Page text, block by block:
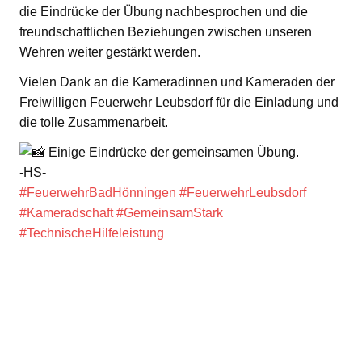
die Eindrücke der Übung nachbesprochen und die
freundschaftlichen Beziehungen zwischen unseren
Wehren weiter gestärkt werden.
Vielen Dank an die Kameradinnen und Kameraden der
Freiwilligen Feuerwehr Leubsdorf für die Einladung und
die tolle Zusammenarbeit.
Einige Eindrücke der gemeinsamen Übung.
-HS-
#FeuerwehrBadHönningen #FeuerwehrLeubsdorf
#Kameradschaft #GemeinsamStark
#TechnischeHilfeleistung